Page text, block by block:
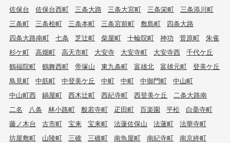
佐保台
佐保台西町 三条大路 三条大宮町 三条栄町
三条添川町
三条町
三条桧町 三条本町 三条宮前町 敷島町
四条大路
四条大路南町
七条 芝辻町 柴屋町 十輪院町 神功 菅原町
朱雀
杉ケ町
高畑町 高天市町 大安寺 大安寺町 大安寺西
千代ケ丘
鶴福院町
鶴舞西町 帝塚山 東九条町 富雄北 富雄元町
登美ケ丘
鳥見町
中筋町 中登美ケ丘 中町 中町 中御門町
中山町
中山町西
鍋屋町 西木辻町 西紀寺町 西登美ケ丘
二条大路南
二名
八条 林小路町 般若寺町 疋田町 百楽園 平松
白毫寺町
藤ノ木台
古市町 宝来 宝来町 法蓮佐保山 法蓮町
法華寺町
坊屋敷町
山陵町 三碓 三碓町 南魚屋町 南紀寺町
南京終町